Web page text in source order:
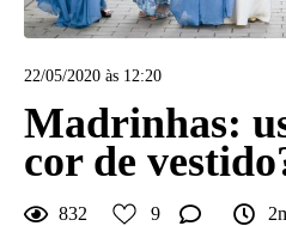
22/05/2020 às 12:20
Madrinhas:
cor de
832 9